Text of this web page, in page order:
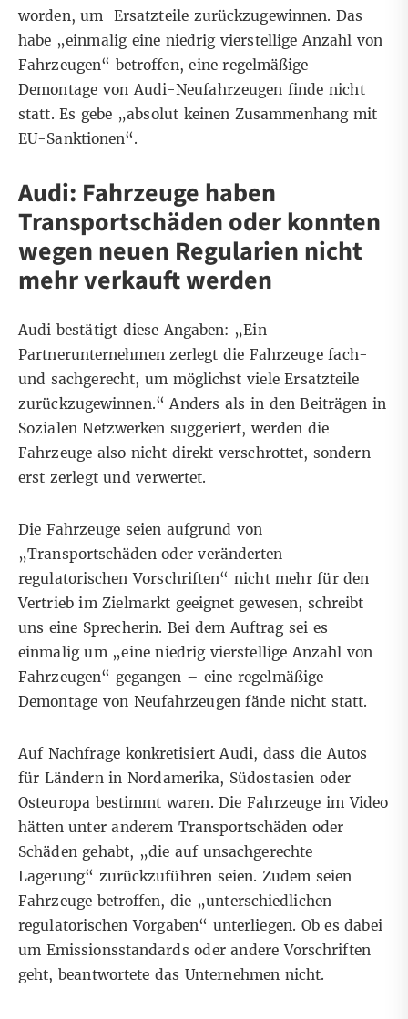
worden, um Ersatzteile zurückzugewinnen. Das
habe „einmalig eine niedrig vierstellige Anzahl von
Fahrzeugen“ betroffen, eine regelmäßige
Demontage von Audi-Neufahrzeugen finde nicht
statt. Es gebe „absolut keinen Zusammenhang mit
EU-Sanktionen“.
Audi: Fahrzeuge haben
Transportschäden oder konnten
wegen neuen Regularien nicht
mehr verkauft werden
Audi bestätigt diese Angaben: „Ein
Partnerunternehmen zerlegt die Fahrzeuge fach-
und sachgerecht, um möglichst viele Ersatzteile
zurückzugewinnen.“ Anders als in den Beiträgen in
Sozialen Netzwerken suggeriert, werden die
Fahrzeuge also nicht direkt verschrottet, sondern
erst zerlegt und verwertet.
Die Fahrzeuge seien aufgrund von
„Transportschäden oder veränderten
regulatorischen Vorschriften“ nicht mehr für den
Vertrieb im Zielmarkt geeignet gewesen, schreibt
uns eine Sprecherin. Bei dem Auftrag sei es
einmalig um „eine niedrig vierstellige Anzahl von
Fahrzeugen“ gegangen – eine regelmäßige
Demontage von Neufahrzeugen fände nicht statt.
Auf Nachfrage konkretisiert Audi, dass die Autos
für Ländern in Nordamerika, Südostasien oder
Osteuropa bestimmt waren. Die Fahrzeuge im Video
hätten unter anderem Transportschäden oder
Schäden gehabt, „die auf unsachgerechte
Lagerung“ zurückzuführen seien. Zudem seien
Fahrzeuge betroffen, die „unterschiedlichen
regulatorischen Vorgaben“ unterliegen. Ob es dabei
um Emissionsstandards oder andere Vorschriften
geht, beantwortete das Unternehmen nicht.